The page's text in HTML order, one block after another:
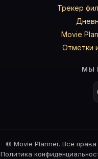
Трекер
Movie
Отметки
МЫ
© Movie Planner. Все
Политика